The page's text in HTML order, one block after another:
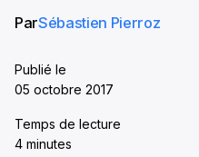
ParSébastien Pierroz
Publié le
05 octobre 2017
Temps de lecture
4 minutes